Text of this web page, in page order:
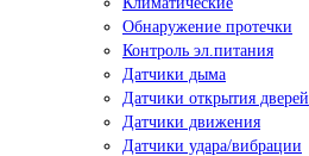
Обнаружение протечки
Контроль эл.питания
Датчики дыма
Датчики открытия дверей
Датчики движения
Датчики удара/вибрации